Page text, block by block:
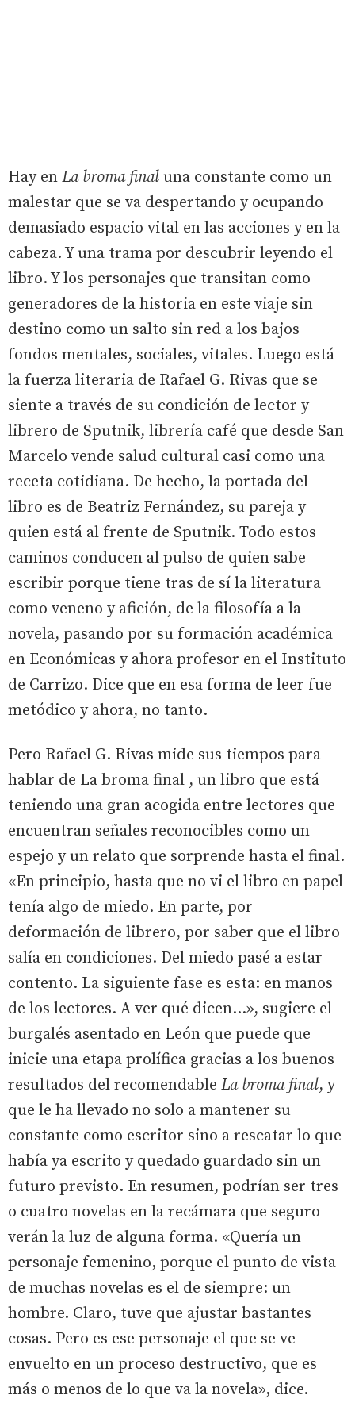
Hay en La broma final una constante como un
malestar que se va despertando y ocupando
demasiado espacio vital en las acciones y en la
cabeza. Y una trama por descubrir leyendo el
libro. Y los personajes que transitan como
generadores de la historia en este viaje sin
destino como un salto sin red a los bajos
fondos mentales, sociales, vitales. Luego está
la fuerza literaria de Rafael G. Rivas que se
siente a través de su condición de lector y
librero de Sputnik, librería café que desde San
Marcelo vende salud cultural casi como una
receta cotidiana. De hecho, la portada del
libro es de Beatriz Fernández, su pareja y
quien está al frente de Sputnik. Todo estos
caminos conducen al pulso de quien sabe
escribir porque tiene tras de sí la literatura
como veneno y afición, de la filosofía a la
novela, pasando por su formación académica
en Económicas y ahora profesor en el Instituto
de Carrizo. Dice que en esa forma de leer fue
metódico y ahora, no tanto.
Pero Rafael G. Rivas mide sus tiempos para
hablar de La broma final , un libro que está
teniendo una gran acogida entre lectores que
encuentran señales reconocibles como un
espejo y un relato que sorprende hasta el final.
«En principio, hasta que no vi el libro en papel
tenía algo de miedo. En parte, por
deformación de librero, por saber que el libro
salía en condiciones. Del miedo pasé a estar
contento. La siguiente fase es esta: en manos
de los lectores. A ver qué dicen...», sugiere el
burgalés asentado en León que puede que
inicie una etapa prolífica gracias a los buenos
resultados del recomendable La broma final, y
que le ha llevado no solo a mantener su
constante como escritor sino a rescatar lo que
había ya escrito y quedado guardado sin un
futuro previsto. En resumen, podrían ser tres
o cuatro novelas en la recámara que seguro
verán la luz de alguna forma. «Quería un
personaje femenino, porque el punto de vista
de muchas novelas es el de siempre: un
hombre. Claro, tuve que ajustar bastantes
cosas. Pero es ese personaje el que se ve
envuelto en un proceso destructivo, que es
más o menos de lo que va la novela», dice.